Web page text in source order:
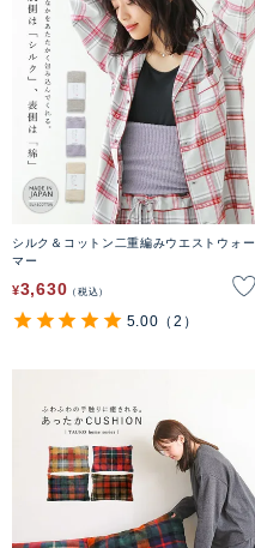
シルク＆コットン二重編みウエストウォー
マー
¥3,630 税込
5.00 （2）